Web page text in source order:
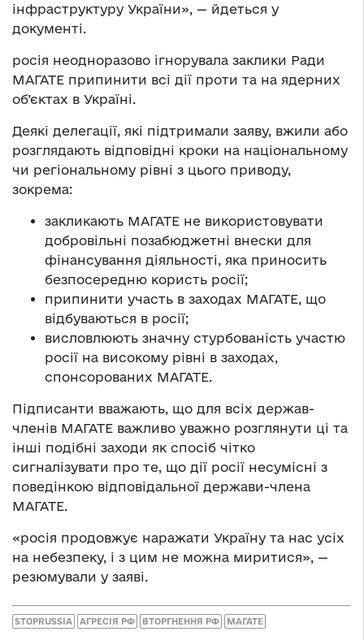
інфраструктуру України», — йдеться у
документі.
росія неодноразово ігнорувала заклики Ради
МАГАТЕ припинити всі дії проти та на ядерних
об’єктах в Україні.
Деякі делегації, які підтримали заяву, вжили або
розглядають відповідні кроки на національному
чи регіональному рівні з цього приводу,
зокрема:
закликають МАГАТЕ не використовувати
добровільні позабюджетні внески для
фінансування діяльності, яка приносить
безпосередню користь росії;
припинити участь в заходах МАГАТЕ, що
відбуваються в росії;
висловлюють значну стурбованість участю
росії на високому рівні в заходах,
спонсорованих МАГАТЕ.
Підписанти вважають, що для всіх держав-
членів МАГАТЕ важливо уважно розглянути ці та
інші подібні заходи як спосіб чітко
сигналізувати про те, що дії росії несумісні з
поведінкою відповідальної держави-члена
МАГАТЕ.
«росія продовжує наражати Україну та нас усіх
на небезпеку, і з цим не можна миритися», —
резюмували у заяві.
STOPRUSSIA АГРЕСІЯ РФ ВТОРГНЕННЯ РФ МАГАТЕ